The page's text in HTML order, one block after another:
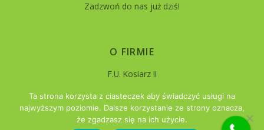
Zadzwoń do nas już dziś!
O FIRMIE
F.U. Kosiarz II
Tel. 0 505 926 461
E-mail: kosiarz04@tlen.pl
Ta strona korzysta z ciasteczek aby świadczyć usługi na
najwyższym poziomie. Dalsze korzystanie ze strony oznacza,
że zgadzasz się na ich użycie.